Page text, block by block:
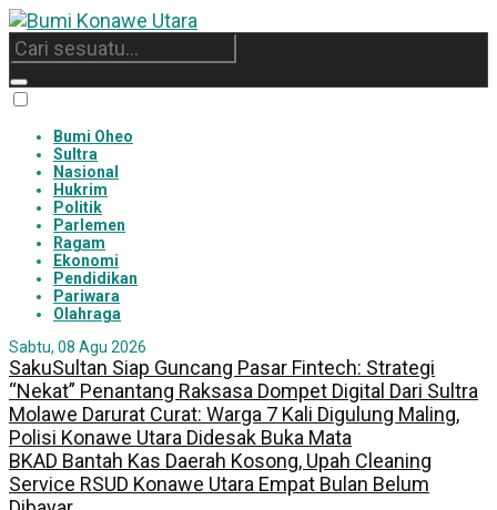
Bumi Oheo
Sultra
Nasional
Hukrim
Politik
Parlemen
Ragam
Ekonomi
Pendidikan
Pariwara
Olahraga
Sabtu, 08 Agu 2026
SakuSultan Siap Guncang Pasar Fintech: Strategi
“Nekat” Penantang Raksasa Dompet Digital Dari Sultra
Molawe Darurat Curat: Warga 7 Kali Digulung Maling,
Polisi Konawe Utara Didesak Buka Mata
BKAD Bantah Kas Daerah Kosong, Upah Cleaning
Service RSUD Konawe Utara Empat Bulan Belum